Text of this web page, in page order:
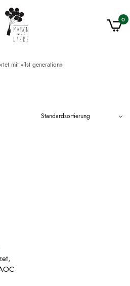
0
mit «1st generation»